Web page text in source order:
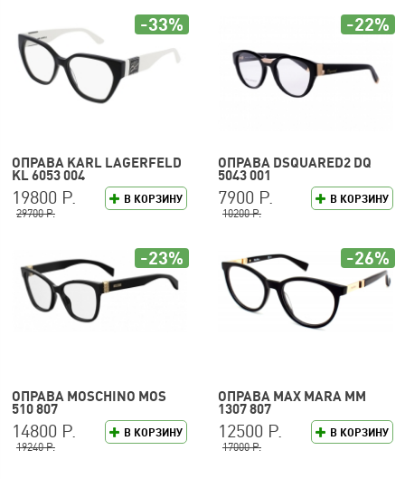
ОПРАВА KARL LAGERFELD
KL 6053 004
В КОРЗИНУ
19800 Р.
29700 Р.
-33%
ОПРАВА DSQUARED2 DQ
5043 001
В КОРЗИНУ
7900 Р.
10200 Р.
-22%
ОПРАВА MOSCHINO MOS
510 807
В КОРЗИНУ
14800 Р.
19240 Р.
-23%
ОПРАВА MAX MARA MM
1307 807
В КОРЗИНУ
12500 Р.
17000 Р.
-26%